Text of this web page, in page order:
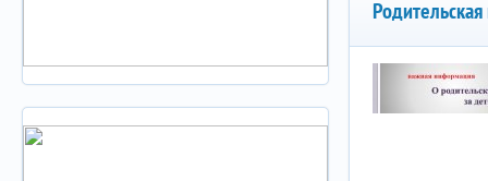
Родительская